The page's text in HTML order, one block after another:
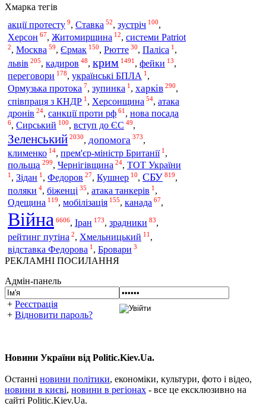
Хмарка тегів
акції протесту 9, Ставка 52, зустріч 100,
Херсон 67, Житомирщина 12, системи Patriot
2, Москва 59, Єрмак 150, Рютте 30, Паліса 1 ,
львів 205, кадиров 48, крим 1491 , фейки 13,
переговори 178, українські БПЛА 1 ,
Ормузька протока 7, зупинка 1 , харків 290,
співпраця з КНДР 1 , Херсонщина 54, атака
дронів 24, санкції проти рф 61 , нова посада
6, Сирський 100, вступ до ЄС 49,
Зеленський 2030, допомога 373,
клименко 14, прем'єр-міністр Британії 1 ,
польща 299, Чернігівщина 24, ТОТ України
1 , Зідан 1 , Федоров 27, Кушнер 10, СБУ 819,
поляки 4, біженці 35, атака танкерів 1 ,
Одещина 119, мобілізація 155, канада 67,
Війна 6606, Іран 173, зрадники 83,
рейтинг путіна 2, Хмельницький 11 ,
відставка Федорова 1 , Бровари 3
РЕКЛАМНІ ПОСИЛАННЯ
Адмін-панель
+ Реєстрація
+ Відновити пароль?
Новини України від Politic.Kiev.Ua.
Останні новини політики, економіки, культури, фото і відео,
новини в києві, новини в регіонах - все це ексклюзивно на
сайті Politic.Kiev.Ua.